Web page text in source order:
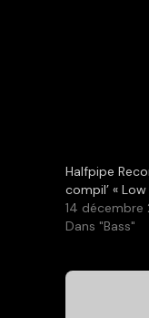
Halfpipe
compil’ «
14 décembre
Dans "Bass"